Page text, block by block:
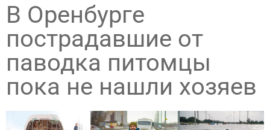
В Оренбурге
пострадавшие от
паводка питомцы
пока не нашли хозяев